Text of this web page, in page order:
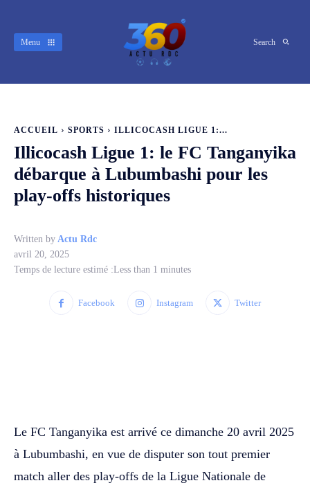
Menu Search
ACCUEIL SPORTS ILLICOCASH LIGUE 1:...
Illicocash Ligue 1: le FC Tanganyika
débarque à Lubumbashi pour les
play-offs historiques
Written by Actu Rdc
avril 20, 2025
Temps de lecture estimé :Less than 1 minutes
Facebook Instagram Twitter
Le FC Tanganyika est arrivé ce dimanche 20 avril 2025
à Lubumbashi, en vue de disputer son tout premier
match aller des play-offs de la Ligue Nationale de